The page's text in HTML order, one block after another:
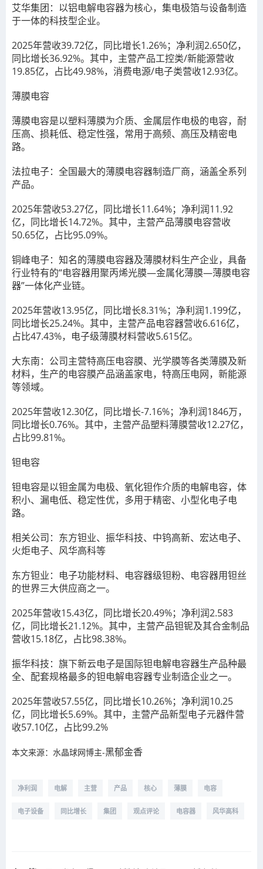
艾华集团：以铝电解电容器为核心，集电极箔与设备制造
于一体的科技型企业。
2025年营收39.72亿，同比增长1.26%；净利润2.650亿，
同比增长36.92%。其中，主营产品工控类/新能源营收
19.85亿，占比49.98%，消费电源/电子类营收12.93亿。
薄膜电容
薄膜电容是以塑料薄膜为介质、金属层作电极的电容，耐
压高、损耗低、稳定性强，常用于高频、高压及精密电
路。
法拉电子：全国最大的薄膜电容器制造厂商，涵盖全系列
产品。
2025年营收53.27亿，同比增长11.64%；净利润11.92
亿，同比增长14.72%。其中，主营产品薄膜电容营收
50.65亿，占比95.09%。
铜峰电子：知名的薄膜电容器及薄膜材料生产企业，具备
行业特有的“电容器用聚丙烯光膜—金属化薄膜—薄膜电容
器”一体化产业链。
2025年营收13.95亿，同比增长8.31%；净利润1.199亿，
同比增长25.24%。其中，主营产品电容器营收6.616亿，
占比47.43%，电子级薄膜材料营收5.615亿。
大东南：公司主营特高压电容膜、光学膜等各类薄膜及新
材料，生产的电容膜产品涵盖家电，特高压电网，新能源
等领域。
2025年营收12.30亿，同比增长-7.16%；净利润1846万，
同比增长0.76%。其中，主营产品塑料薄膜营收12.27亿，
占比99.81%。
钽电容
钽电容是以钽金属为电极、氧化钽作介质的电解电容，体
积小、漏电低、稳定性优，多用于精密、小型化电子电
路。
相关公司：东方钽业、振华科技、中钨高新、宏达电子、
火炬电子、风华高科等
东方钽业：电子功能材料、电容器级钽粉、电容器用钽丝
的世界三大供应商之一。
2025年营收15.43亿，同比增长20.49%；净利润2.583
亿，同比增长21.12%。其中，主营产品钽铌及其合金制品
营收15.18亿，占比98.38%。
振华科技：旗下新云电子是国际钽电解电容器生产品种最
全、配套规格最多的钽电解电容器专业制造企业之一。
2025年营收57.55亿，同比增长10.26%；净利润10.25
亿，同比增长5.69%。其中，主营产品新型电子元器件营
收57.10亿，占比99.2%
本文来源：水晶球网博主-黑郁金香
净利润 电解 主营 产品 核心 薄膜 电容
电子设备 同比增长 集团 观点评论 电容器 风华高科